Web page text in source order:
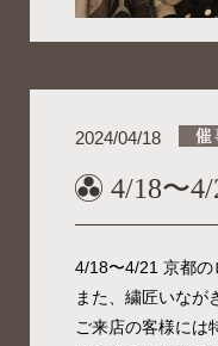
2024/04/18
4/18〜
4/18〜4/21 京都の
また、繍匠いなが
ご来店の客様には